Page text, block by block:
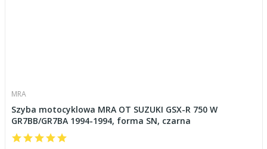
MRA
Szyba motocyklowa MRA OT SUZUKI GSX-R 750 W
GR7BB/GR7BA 1994-1994, forma SN, czarna